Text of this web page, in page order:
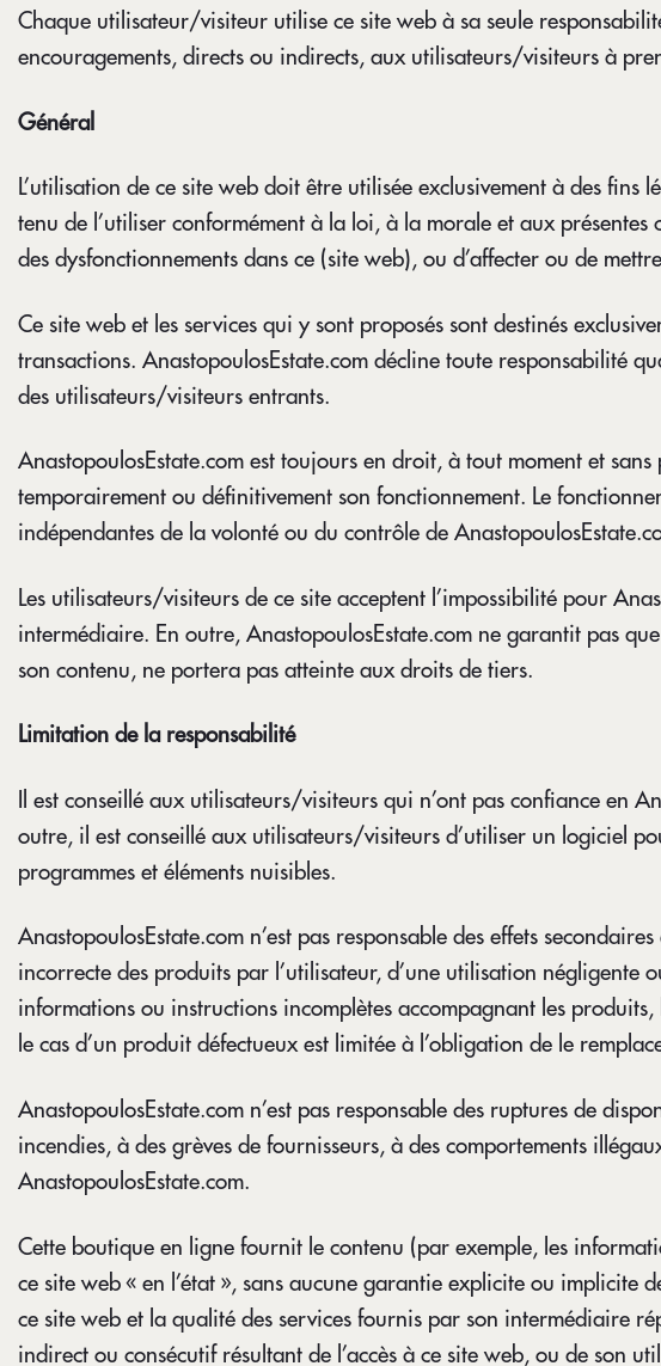
Chaque utilisateur/visiteur utilise ce site web à sa seule
encouragements, directs ou indirects, aux utilisateurs/visiteurs à
Général
L’utilisation de ce site web doit être utilisée exclusivement à des
tenu de l’utiliser conformément à la loi, à la morale et aux présentes
des dysfonctionnements dans ce (site web), ou d’affecter ou de
Ce site web et les services qui y sont proposés sont destinés
transactions. AnastopoulosEstate.com décline toute responsabilité
des utilisateurs/visiteurs entrants.
AnastopoulosEstate.com est toujours en droit, à tout moment et
temporairement ou définitivement son fonctionnement. Le
indépendantes de la volonté ou du contrôle de
Les utilisateurs/visiteurs de ce site acceptent l’impossibilité pour
intermédiaire. En outre, AnastopoulosEstate.com ne garantit pas
son contenu, ne portera pas atteinte aux droits de tiers.
Limitation de la responsabilité
Il est conseillé aux utilisateurs/visiteurs qui n’ont pas confiance en
outre, il est conseillé aux utilisateurs/visiteurs d’utiliser un logiciel
programmes et éléments nuisibles.
AnastopoulosEstate.com n’est pas responsable des effets
incorrecte des produits par l’utilisateur, d’une utilisation
informations ou instructions incomplètes accompagnant les
le cas d’un produit défectueux est limitée à l’obligation de le
AnastopoulosEstate.com n’est pas responsable des ruptures de
incendies, à des grèves de fournisseurs, à des comportements
AnastopoulosEstate.com.
Cette boutique en ligne fournit le contenu (par exemple, les
ce site web « en l’état », sans aucune garantie explicite ou implicite
ce site web et la qualité des services fournis par son intermédiaire
indirect ou consécutif résultant de l’accès à ce site web, ou de son